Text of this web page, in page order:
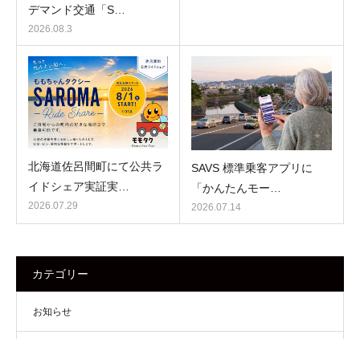
デマンド交通「S…
2026.08.3
北海道佐呂間町にて公共ラ
イドシェア実証実…
2026.07.29
SAVS 標準乗客アプリに
「かんたんモー…
2026.07.14
カテゴリー
お知らせ